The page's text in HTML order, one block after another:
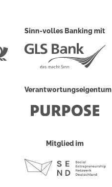
Deutsche
Sinn-volles Banking mit
Verantwortungseigentum
Mitglied im